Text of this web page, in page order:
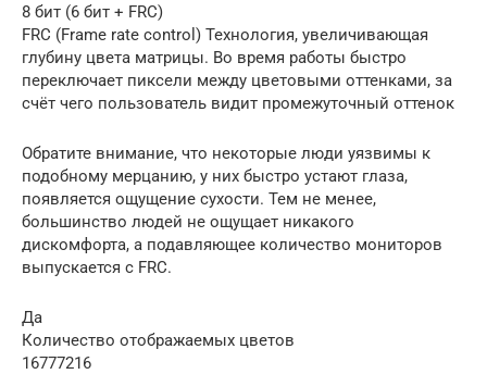
8 бит (6 бит + FRC)
FRC (Frame rate control) Технология, увеличивающая
глубину цвета матрицы. Во время работы быстро
переключает пиксели между цветовыми оттенками, за
счёт чего пользователь видит промежуточный оттенок
Обратите внимание, что некоторые люди уязвимы к
подобному мерцанию, у них быстро устают глаза,
появляется ощущение сухости. Тем не менее,
большинство людей не ощущает никакого
дискомфорта, а подавляющее количество мониторов
выпускается с FRC.
Да
Количество отображаемых цветов
16777216